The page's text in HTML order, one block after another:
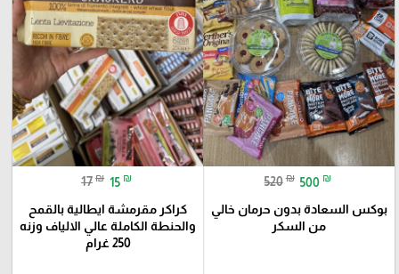
520 ₪ 500 ₪
بوكس السعادة بدون حرمان خالي
من السكر
17 ₪ 15 ₪
كراكر مقرمشة ايطالية بالقمح
والحنطة الكاملة عالي الالياف وزنه
250 غرام